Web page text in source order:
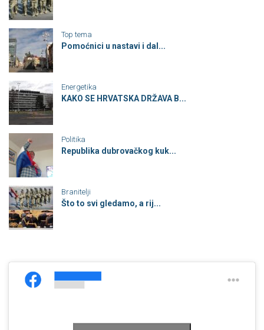
Top tema
Pomoćnici u nastavi i dal...
Energetika
KAKO SE HRVATSKA DRŽAVA B...
Politika
Republika dubrovačkog kuk...
Branitelji
Što to svi gledamo, a rij...